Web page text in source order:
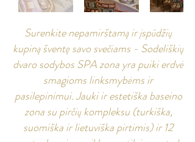
Surenkite nepamirštamą ir įspūdžių
kupiną šventę savo svečiams - Sodeliškių
dvaro sodybos SPA zona yra puiki erdvė
smagioms linksmybėms ir
pasilepinimui. Jauki ir estetiška baseino
zona su pirčių kompleksu (turkiška,
suomiška ir lietuviška pirtimis) ir 12